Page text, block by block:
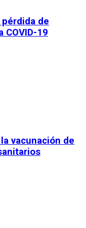
pérdida de
COVID-19
vacunación de